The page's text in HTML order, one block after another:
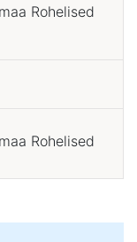
Rohelised
Rohelised